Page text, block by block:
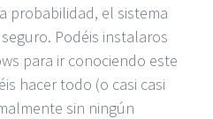
probabilidad, el sistema
Podéis instalaros
para ir conociendo este
hacer todo (o casi casi
sin ningún